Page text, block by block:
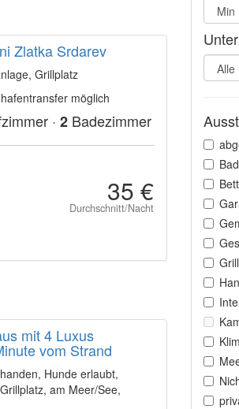
Zlatka Srdarev
Grillplatz
möglich
· 2Badezimmer
35 €
Durchschnitt/Nacht
mit 4 Luxus
vom Strand
Hunde erlaubt,
am Meer/See,